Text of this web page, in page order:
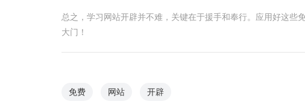
总之，学习网站开辟并不难，关键在于援手和奉行。应用好这
大门！
免费 网站 开辟